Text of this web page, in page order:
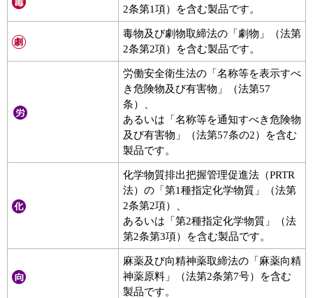
2条第1項）を含む製品です。
毒物及び劇物取締法の「劇物」（法第
2条第2項）を含む製品です。
労働安全衛生法の「名称等を表示すべ
き危険物及び有害物」（法第57
条）、
あるいは「名称等を通知すべき危険物
及び有害物」（法第57条の2）を含む
製品です。
化学物質排出把握管理促進法（PRTR
法）の「第1種指定化学物質」（法第
2条第2項）、
あるいは「第2種指定化学物質」（法
第2条第3項）を含む製品です。
麻薬及び向精神薬取締法の「麻薬向精
神薬原料」（法第2条第7号）を含む
製品です。